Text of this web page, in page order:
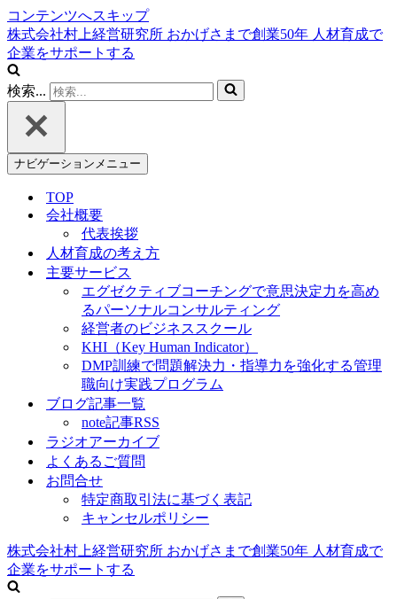
コンテンツへスキップ
株式会社村上経営研究所 おかげさまで創業50年 人材育成で
企業をサポートする
検索...
ナビゲーションメニュー
TOP
会社概要
代表挨拶
人材育成の考え方
主要サービス
エグゼクティブコーチングで意思決定力を高め
るパーソナルコンサルティング
経営者のビジネススクール
KHI（Key Human Indicator）
DMP訓練で問題解決力・指導力を強化する管理
職向け実践プログラム
ブログ記事一覧
note記事RSS
ラジオアーカイブ
よくあるご質問
お問合せ
特定商取引法に基づく表記
キャンセルポリシー
株式会社村上経営研究所 おかげさまで創業50年 人材育成で
企業をサポートする